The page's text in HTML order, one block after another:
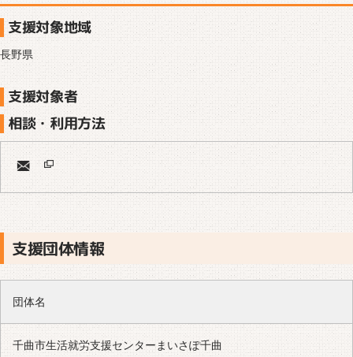
支援対象地域
長野県
支援対象者
相談・利用方法
支援団体情報
団体名
千曲市生活就労支援センターまいさぽ千曲